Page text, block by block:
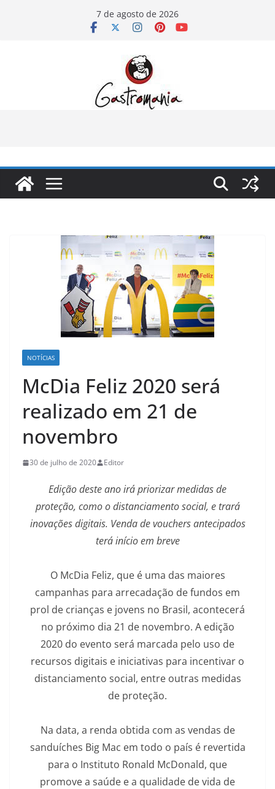
7 de agosto de 2026
NOTÍCIAS
McDia Feliz 2020 será
realizado em 21 de
novembro
30 de julho de 2020 Editor
Edição deste ano irá priorizar medidas de
proteção, como o distanciamento social, e trará
inovações digitais. Venda de vouchers antecipados
terá início em breve
O McDia Feliz, que é uma das maiores
campanhas para arrecadação de fundos em
prol de crianças e jovens no Brasil, acontecerá
no próximo dia 21 de novembro. A edição
2020 do evento será marcada pelo uso de
recursos digitais e iniciativas para incentivar o
distanciamento social, entre outras medidas
de proteção.
Na data, a renda obtida com as vendas de
sanduíches Big Mac em todo o país é revertida
para o Instituto Ronald McDonald, que
promove a saúde e a qualidade de vida de